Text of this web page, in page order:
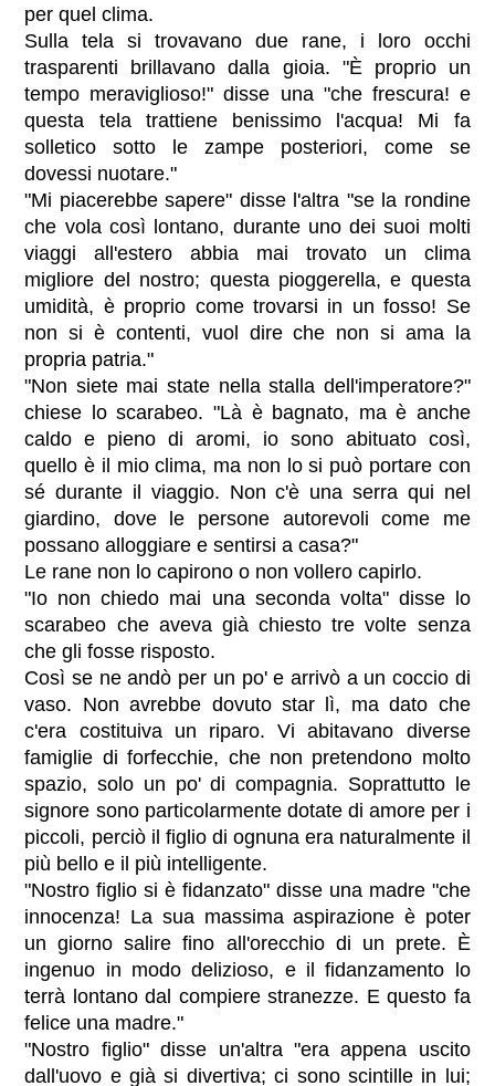
per quel clima.
Sulla tela si trovavano due rane, i loro occhi
trasparenti brillavano dalla gioia. "È proprio un
tempo meraviglioso!" disse una "che frescura! e
questa tela trattiene benissimo l'acqua! Mi fa
solletico sotto le zampe posteriori, come se
dovessi nuotare."
"Mi piacerebbe sapere" disse l'altra "se la rondine
che vola così lontano, durante uno dei suoi molti
viaggi all'estero abbia mai trovato un clima
migliore del nostro; questa pioggerella, e questa
umidità, è proprio come trovarsi in un fosso! Se
non si è contenti, vuol dire che non si ama la
propria patria."
"Non siete mai state nella stalla dell'imperatore?"
chiese lo scarabeo. "Là è bagnato, ma è anche
caldo e pieno di aromi, io sono abituato così,
quello è il mio clima, ma non lo si può portare con
sé durante il viaggio. Non c'è una serra qui nel
giardino, dove le persone autorevoli come me
possano alloggiare e sentirsi a casa?"
Le rane non lo capirono o non vollero capirlo.
"Io non chiedo mai una seconda volta" disse lo
scarabeo che aveva già chiesto tre volte senza
che gli fosse risposto.
Così se ne andò per un po' e arrivò a un coccio di
vaso. Non avrebbe dovuto star lì, ma dato che
c'era costituiva un riparo. Vi abitavano diverse
famiglie di forfecchie, che non pretendono molto
spazio, solo un po' di compagnia. Soprattutto le
signore sono particolarmente dotate di amore per i
piccoli, perciò il figlio di ognuna era naturalmente il
più bello e il più intelligente.
"Nostro figlio si è fidanzato" disse una madre "che
innocenza! La sua massima aspirazione è poter
un giorno salire fino all'orecchio di un prete. È
ingenuo in modo delizioso, e il fidanzamento lo
terrà lontano dal compiere stranezze. E questo fa
felice una madre."
"Nostro figlio" disse un'altra "era appena uscito
dall'uovo e già si divertiva; ci sono scintille in lui;